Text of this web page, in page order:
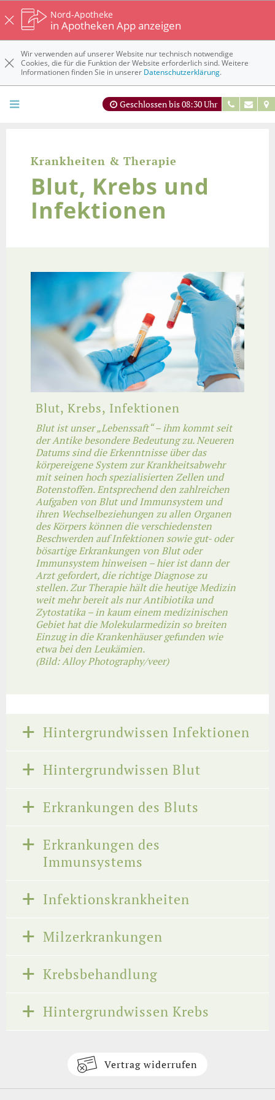
Nord-Apotheke
in Apotheken App anzeigen
Wir verwenden auf unserer Website nur technisch notwendige
Cookies, die für die Funktion der Website erforderlich sind. Weitere
Informationen finden Sie in unserer Datenschutzerklärung.
Geschlossen bis 08:30 Uhr
Krankheiten & Therapie
Blut, Krebs und
Infektionen
Blut, Krebs, Infektionen
Blut ist unser „Lebenssaft“ – ihm kommt seit
der Antike besondere Bedeutung zu. Neueren
Datums sind die Erkenntnisse über das
körpereigene System zur Krankheitsabwehr
mit seinen hoch spezialisierten Zellen und
Botenstoffen. Entsprechend den zahlreichen
Aufgaben von Blut und Immunsystem und
ihren Wechselbeziehungen zu allen Organen
des Körpers können die verschiedensten
Beschwerden auf Infektionen sowie gut- oder
bösartige Erkrankungen von Blut oder
Immunsystem hinweisen – hier ist dann der
Arzt gefordert, die richtige Diagnose zu
stellen. Zur Therapie hält die heutige Medizin
weit mehr bereit als nur Antibiotika und
Zytostatika – in kaum einem medizinischen
Gebiet hat die Molekularmedizin so breiten
Einzug in die Krankenhäuser gefunden wie
etwa bei den Leukämien.
(Bild: Alloy Photography/veer)
Hintergrundwissen Infektionen
Hintergrundwissen Blut
Erkrankungen des Bluts
Erkrankungen des
Immunsystems
Infektionskrankheiten
Milzerkrankungen
Krebsbehandlung
Hintergrundwissen Krebs
Vertrag widerrufen